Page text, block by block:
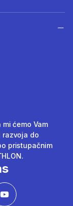
ćemo Vam
razvoja do
pristupačnim